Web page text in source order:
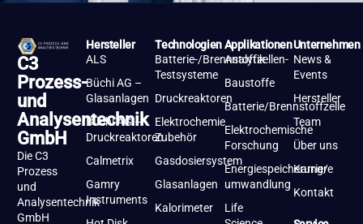
C3
Prozess-
und
Analysentechnik
GmbH
Die C3
Prozess
und
Analysentechnik
GmbH
Hersteller
ALS
Büchi AG –
Glasanlagen
Büchi AG –
Druckreaktoren
Calmetrix
Gamry
Instruments
Technologien
Batterie-/Brennstoffzellen-
Testsysteme
Druckreaktoren
Elektrochemie
Zubehör
Gasdosiersystem
Glasanlagen
Kalorimeter
Applikationen
Analytik
Baustoffe
Batterie/Brennstoffzelle
Elektrochemische
Forschung
Energiespeicherung/-
umwandlung
Life
Unternehmen
News &
Events
Hersteller
Team
Über uns
Karriere
Kontakt